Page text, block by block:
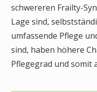
schwereren Frailty-
Lage sind,
umfassende Pflege
sind, haben höhere
Pflegegrad und somit